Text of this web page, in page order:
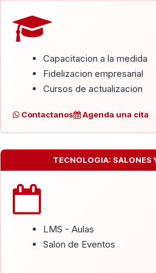
Capacitacion a la medida
Fidelizacion empresarial
Cursos de actualizacion
Contactanos Agenda una cita
TECNOLOGIA: SALONES
LMS - Aulas
Salon de Eventos